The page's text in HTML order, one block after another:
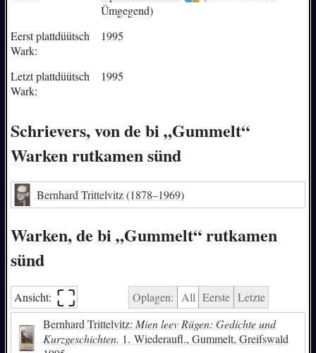
Ümgegend)
Eerst plattdüütsch
Wark:
1995
Letzt plattdüütsch
Wark:
1995
Schrievers, von de bi „Gummelt“
Warken rutkamen sünd
Bernhard Trittelvitz(1878–1969)
Warken, de bi „Gummelt“ rutkamen
sünd
Ansicht: ⛶︎ Oplagen: All Eerste Letzte
Bernhard Trittelvitz: Mien leev Rügen: Gedichte und
Kurzgeschichten. 1. Wiederaufl., Gummelt, Greifswald